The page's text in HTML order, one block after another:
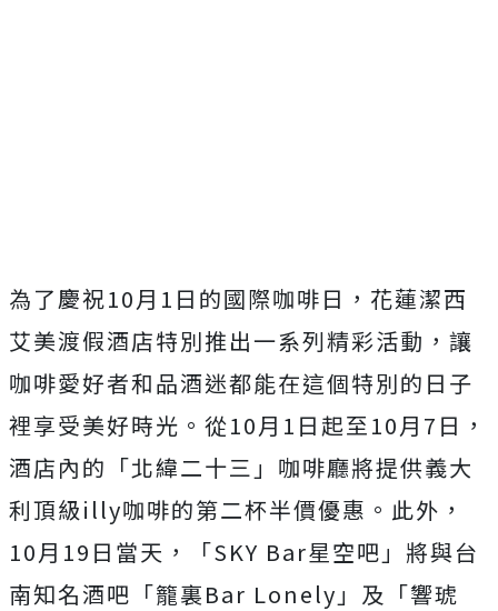
為了慶祝10月1日的國際咖啡日，花蓮潔西
艾美渡假酒店特別推出一系列精彩活動，讓
咖啡愛好者和品酒迷都能在這個特別的日子
裡享受美好時光。從10月1日起至10月7日，
酒店內的「北緯二十三」咖啡廳將提供義大
利頂級illy咖啡的第二杯半價優惠。此外，
10月19日當天，「SKY Bar星空吧」將與台
南知名酒吧「籠裏Bar Lonely」及「響琥